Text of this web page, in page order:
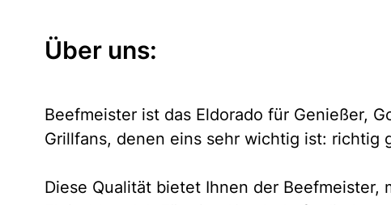
Über uns:
Beefmeister ist das Eldorado für Genießer,
Grillfans, denen eins sehr wichtig ist: richtig
Diese Qualität bietet Ihnen der Beefmeister,